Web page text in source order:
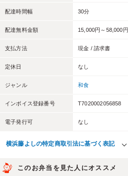
配達時間幅 30分
配達無料金額 15,000円～58,000円
支払方法 現金 / 請求書
定休日 なし
ジャンル 和食
インボイス登録番号 T7020002056858
電子発行可 なし
横浜藤よしの特定商取引法に基づく表記
このお弁当を見た人にオススメ